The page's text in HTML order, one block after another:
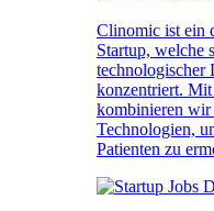
Clinomic ist ein
Startup, welche
technologischer
konzentriert. Mit
kombinieren wir
Technologien,
Patienten zu